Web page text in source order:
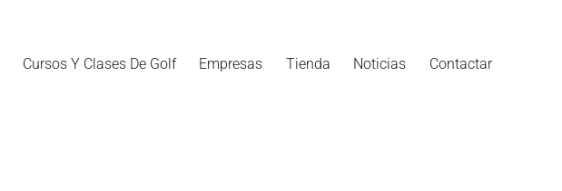
Cursos Y Clases De Golf Empresas Tienda Noticias Contactar